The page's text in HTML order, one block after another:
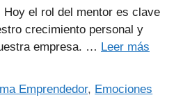
el rol del mentor es clave
crecimiento personal y
empresa. … Leer más
Emprendedor, Emociones